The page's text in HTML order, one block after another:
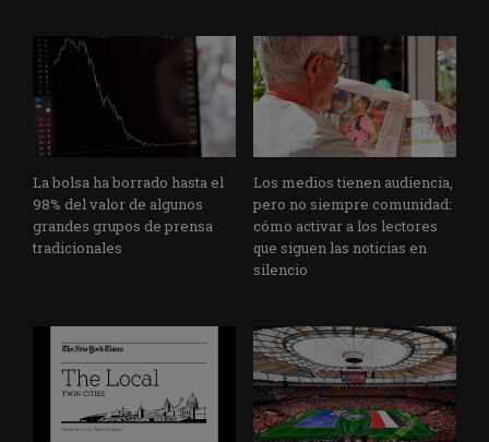
La bolsa ha borrado hasta el
98% del valor de algunos
grandes grupos de prensa
tradicionales
Los medios tienen audiencia,
pero no siempre comunidad:
cómo activar a los lectores
que siguen las noticias en
silencio